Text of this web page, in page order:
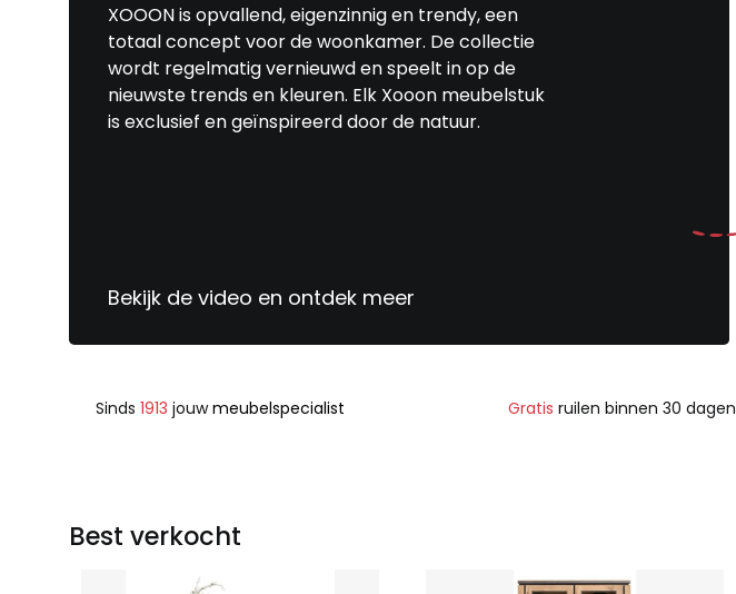
XOOON is opvallend, eigenzinnig en trendy, een
totaal concept voor de woonkamer. De collectie
wordt regelmatig vernieuwd en speelt in op de
nieuwste trends en kleuren. Elk Xooon meubelstuk
is exclusief en geïnspireerd door de natuur.
Bekijk de video en ontdek meer
Sinds 1913 jouwmeubelspecialist Gratis ruilen binnen 30 dagen
Best verkocht